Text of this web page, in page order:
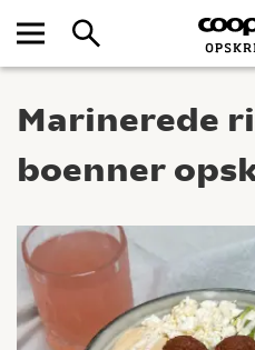
Marinerede
boenner